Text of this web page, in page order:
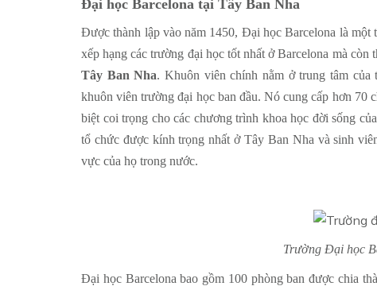
Đại học Barcelona tại Tây Ban Nha
Được thành lập vào năm 1450, Đại học Barcelona là
xếp hạng các trường đại học tốt nhất ở Barcelona mà
Tây Ban Nha. Khuôn viên chính nằm ở trung tâm của
khuôn viên trường đại học ban đầu. Nó cung cấp hơn 70
biệt coi trọng cho các chương trình khoa học đời sống
tổ chức được kính trọng nhất ở Tây Ban Nha và sinh
vực của họ trong nước.
Trường Đại học
Đại học Barcelona bao gồm 100 phòng ban được chia